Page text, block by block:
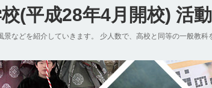
(平成28年4月開校) 活
などを紹介していきます。 少人数で、高校と同等の一般教